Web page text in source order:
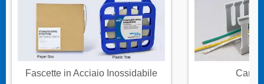
Fascette in Acciaio Inossidabile